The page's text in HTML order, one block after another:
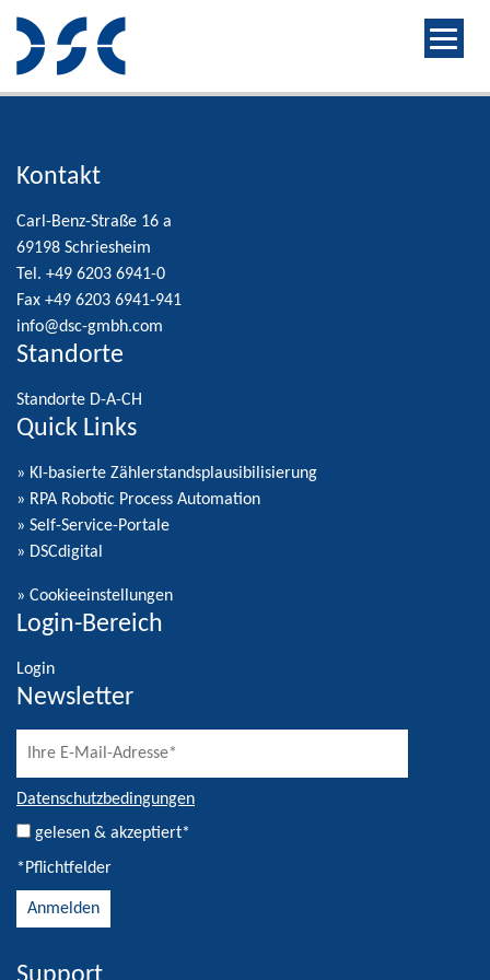
Kontakt
Carl-Benz-Straße 16 a
69198 Schriesheim
Tel. +49 6203 6941-0
Fax +49 6203 6941-941
info@dsc-gmbh.com
Standorte
Standorte D-A-CH
Quick Links
» KI-basierte Zählerstandsplausibilisierung
» RPA Robotic Process Automation
» Self-Service-Portale
» DSCdigital
» Cookieeinstellungen
Login-Bereich
Login
Newsletter
Datenschutzbedingungen
gelesen & akzeptiert*
*Pflichtfelder
Alternative: